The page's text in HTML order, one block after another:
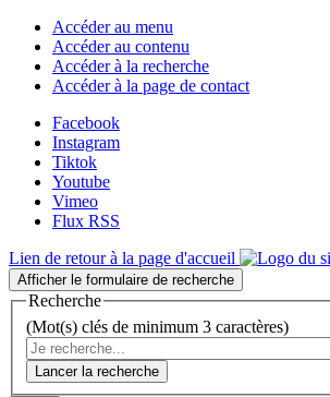
Accéder au menu
Accéder au contenu
Accéder à la recherche
Accéder à la page de contact
Facebook
Instagram
Tiktok
Youtube
Vimeo
Flux RSS
Lien de retour à la page d'accueil
Afficher le formulaire de recherche
Recherche
(Mot(s) clés de minimum 3 caractères)
Lancer la recherche